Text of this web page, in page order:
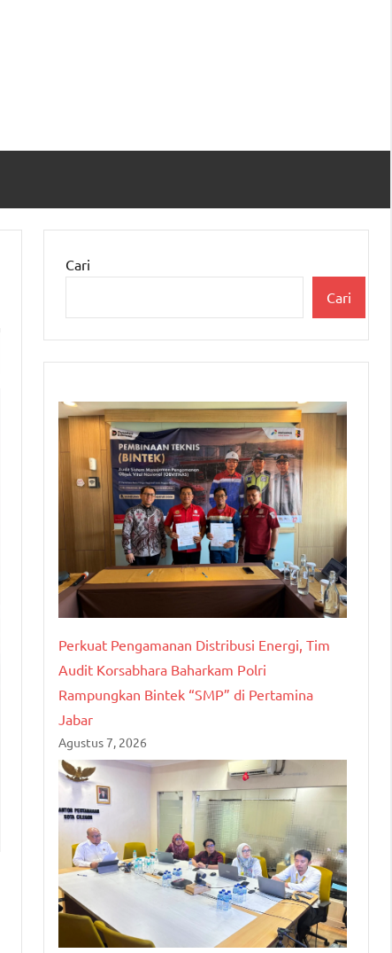
Cari
Cari
Perkuat Pengamanan Distribusi Energi, Tim
Audit Korsabhara Baharkam Polri
Rampungkan Bintek “SMP” di Pertamina
Jabar
Agustus 7, 2026